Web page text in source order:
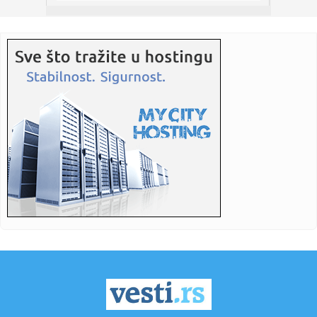
08:00: Šta Tesla ne želi da javnost vidi? Sporni podaci o
bezbednosti ...
07:58:
07:55:Malo ko je znao: Evo šta od škole ima Bora Santana!
07:52:Nova eskalacija na istoku: Snažan udar na Odesu;
Proglašena vaz...
07:51:Šta se dešava sa mozgom kada ne unosite dovoljno
masti?
Vatra ne posustaje: Deliblatska peščara i dalje u plamenu,